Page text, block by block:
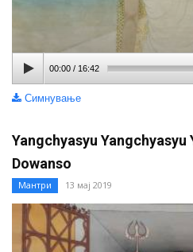
00:00/ 16:42
Симнување
Yangchyasyu Yangchyasyu
Dowanso
Мантри 13 мај 2019